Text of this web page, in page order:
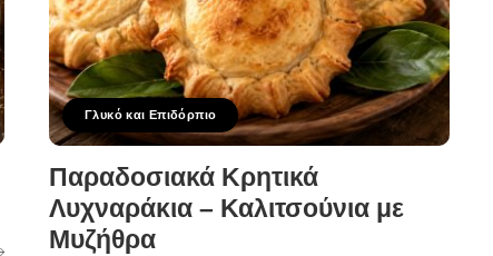
Γλυκό και Επιδόρπιο
Παραδοσιακά Κρητικά
Λυχναράκια – Καλιτσούνια με
Μυζήθρα